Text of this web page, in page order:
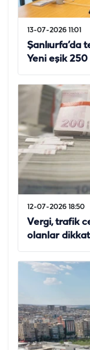
13-07-2026 11:01
Şanlıurfa’da
Yeni eşik
12-07-2026 18:50
Vergi, trafik
olanlar